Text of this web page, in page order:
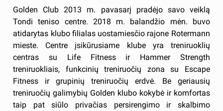
Golden Club 2013 m. pavasarį pradėjo savo veiklą
Tondi teniso centre. 2018 m. balandžio mėn. buvo
atidarytas klubo filialas uostamiesčio rajone Rotermann
mieste. Centre įsikūrusiame klube yra treniruoklių
centras su Life Fitness ir Hammer Strength
treniruokliais, funkcinių treniruočių zona su Escape
Fitness ir grupinių treniruočių erdvė. Be geriausių
treniruočių galimybių Golden klubo kokybė ir komfortas
taip pat siūlo privačias persirengimo ir skalbimo